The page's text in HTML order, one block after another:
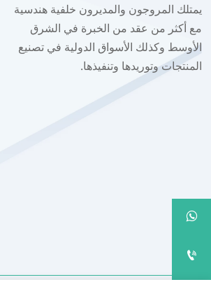
يمتلك المروجون والمديرون خلفية هندسية
مع أكثر من عقد من الخبرة في الشرق
الأوسط وكذلك الأسواق الدولية في تصنيع
المنتجات وتوريدها وتنفيذها.

